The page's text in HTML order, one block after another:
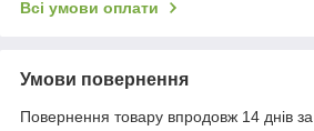
Всі умови оплати
Умови повернення
Повернення товару впродовж 14 днів